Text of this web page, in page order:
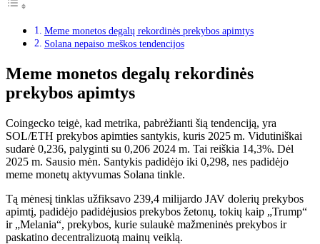
Meme monetos degalų rekordinės prekybos apimtys
Solana nepaiso meškos tendencijos
Meme monetos degalų rekordinės
prekybos apimtys
Coingecko teigė, kad metrika, pabrėžianti šią tendenciją, yra
SOL/ETH prekybos apimties santykis, kuris 2025 m. Vidutiniškai
sudarė 0,236, palyginti su 0,206 2024 m. Tai reiškia 14,3%. Dėl
2025 m. Sausio mėn. Santykis padidėjo iki 0,298, nes padidėjo
meme monetų aktyvumas Solana tinkle.
Tą mėnesį tinklas užfiksavo 239,4 milijardo JAV dolerių prekybos
apimtį, padidėjo padidėjusios prekybos žetonų, tokių kaip „Trump“
ir „Melania“, prekybos, kurie sulaukė mažmeninės prekybos ir
paskatino decentralizuotą mainų veiklą.